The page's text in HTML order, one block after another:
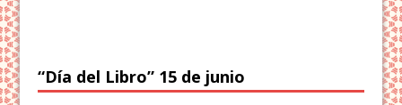
“Día del Libro” 15 de junio